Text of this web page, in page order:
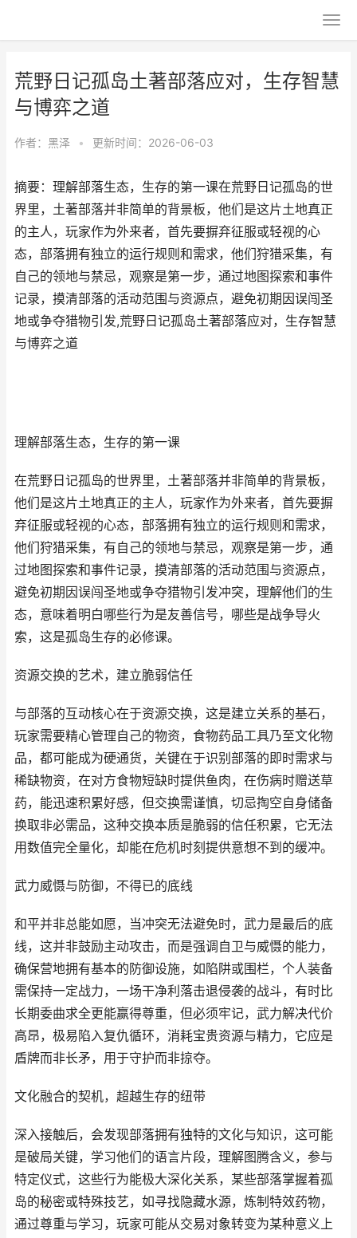
荒野日记孤岛土著部落应对，生存智慧
与博弈之道
作者： 黑泽 • 更新时间：2026-06-03
摘要：理解部落生态，生存的第一课在荒野日记孤岛的世
界里，土著部落并非简单的背景板，他们是这片土地真正
的主人，玩家作为外来者，首先要摒弃征服或轻视的心
态，部落拥有独立的运行规则和需求，他们狩猎采集，有
自己的领地与禁忌，观察是第一步，通过地图探索和事件
记录，摸清部落的活动范围与资源点，避免初期因误闯圣
地或争夺猎物引发,荒野日记孤岛土著部落应对，生存智慧
与博弈之道
理解部落生态，生存的第一课
在荒野日记孤岛的世界里，土著部落并非简单的背景板，
他们是这片土地真正的主人，玩家作为外来者，首先要摒
弃征服或轻视的心态，部落拥有独立的运行规则和需求，
他们狩猎采集，有自己的领地与禁忌，观察是第一步，通
过地图探索和事件记录，摸清部落的活动范围与资源点，
避免初期因误闯圣地或争夺猎物引发冲突，理解他们的生
态，意味着明白哪些行为是友善信号，哪些是战争导火
索，这是孤岛生存的必修课。
资源交换的艺术，建立脆弱信任
与部落的互动核心在于资源交换，这是建立关系的基石，
玩家需要精心管理自己的物资，食物药品工具乃至文化物
品，都可能成为硬通货，关键在于识别部落的即时需求与
稀缺物资，在对方食物短缺时提供鱼肉，在伤病时赠送草
药，能迅速积累好感，但交换需谨慎，切忌掏空自身储备
换取非必需品，这种交换本质是脆弱的信任积累，它无法
用数值完全量化，却能在危机时刻提供意想不到的缓冲。
武力威慑与防御，不得已的底线
和平并非总能如愿，当冲突无法避免时，武力是最后的底
线，这并非鼓励主动攻击，而是强调自卫与威慑的能力，
确保营地拥有基本的防御设施，如陷阱或围栏，个人装备
需保持一定战力，一场干净利落击退侵袭的战斗，有时比
长期委曲求全更能赢得尊重，但必须牢记，武力解决代价
高昂，极易陷入复仇循环，消耗宝贵资源与精力，它应是
盾牌而非长矛，用于守护而非掠夺。
文化融合的契机，超越生存的纽带
深入接触后，会发现部落拥有独特的文化与知识，这可能
是破局关键，学习他们的语言片段，理解图腾含义，参与
特定仪式，这些行为能极大深化关系，某些部落掌握着孤
岛的秘密或特殊技艺，如寻找隐藏水源，炼制特效药物，
通过尊重与学习，玩家可能从交易对象转变为某种意义上